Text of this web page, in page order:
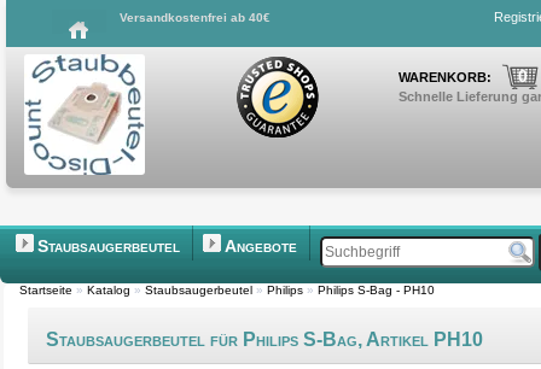
Versandkostenfrei ab 40€
WARENKORB: 0
Schnelle Lieferung
Staubsaugerbeutel Angebote
Startseite » Katalog » Staubsaugerbeutel » Philips » Philips S-Bag - PH10
Staubsaugerbeutel für Philips S-Bag, Artikel PH10